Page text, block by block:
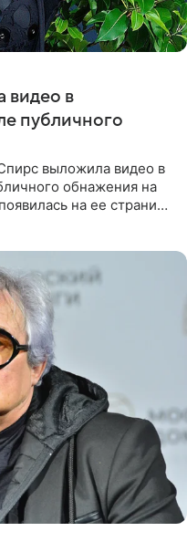
видео в
публичного
выложила видео в
обнажения на
на ее странице